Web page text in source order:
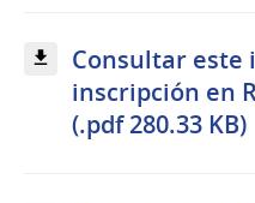
Consultar este
inscripción en
(.pdf 280.33 KB)